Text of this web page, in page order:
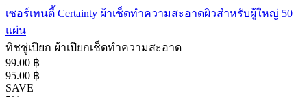
เซอร์เทนตี้ Certainty ผ้าเช็ดทำความสะอาดผิวสำหรับผู้ใหญ่ 50
แผ่น
ทิชชู่เปียก ผ้าเปียกเช็ดทำความสะอาด
99.00 ฿
95.00 ฿
SAVE